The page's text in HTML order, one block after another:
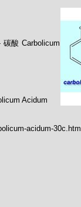
酸 Carbolicum
Acidum
acidum-30c.html